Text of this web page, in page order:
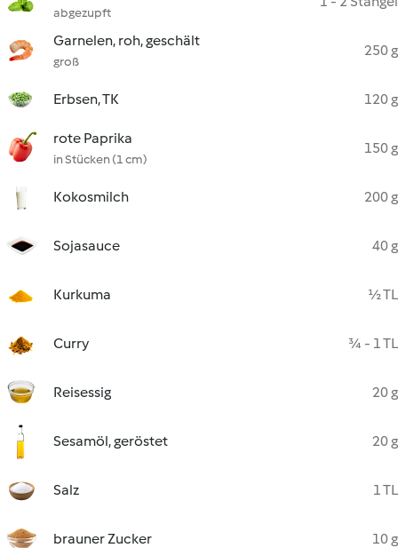
abgezupft
Garnelen, roh, geschält
groß
250 g
Erbsen, TK 120 g
rote Paprika
in Stücken (1 cm)
150 g
Kokosmilch 200 g
Sojasauce 40 g
Kurkuma ½ TL
Curry ¾ - 1 TL
Reisessig 20 g
Sesamöl, geröstet 20 g
Salz 1 TL
brauner Zucker 10 g